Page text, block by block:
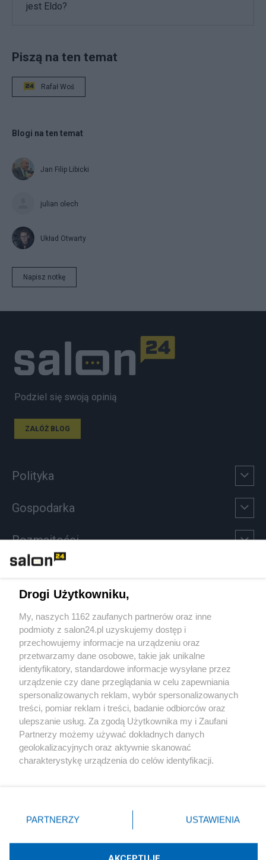
jest Eldo?
Piszą na ten temat
Rafał Woś
Blogi na ten temat
Jan Filip Libicki
julian olech
Układ Otwarty
Napisz notkę
Podziel się swoją opinią
ZAŁÓŻ BLOG
Polityka
Gospodarka
Rozmaitości
Sport
Społeczeństwo
Kultura
X Facebook Instagram Youtube
Drogi Użytkowniku,
My, naszych 1162 zaufanych partnerów oraz inne
podmioty z salon24.pl uzyskujemy dostęp i
przechowujemy informacje na urządzeniu oraz
przetwarzamy dane osobowe, takie jak unikalne
identyfikatory, standardowe informacje wysyłane przez
urządzenie czy dane przeglądania w celu zapewniania
spersonalizowanych reklam, wybór spersonalizowanych
treści, pomiar reklam i treści, badanie odbiorców oraz
ulepszanie usług. Za zgodą Użytkownika my i Zaufani
Partnerzy możemy używać dokładnych danych
geolokalizacyjnych oraz aktywnie skanować
charakterystykę urządzenia do celów identyfikacji.
zmienić/wycofać klikając przycisk ustawień prywatności
znajdujący się w lewym dolnym rogu strony
rodzaje przetwarzania danych nie wymagają zgody
użytkownika, ale masz prawo sprzeciwić się takiemu
PARTNERZY USTAWIENIA